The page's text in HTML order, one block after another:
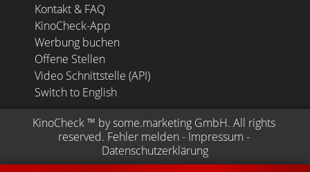
Kontakt & FAQ
KinoCheck-App
Werbung buchen
Offene Stellen
Video Schnittstelle (API)
Switch to English
KinoCheck ™ by some.marketing GmbH. All rights
reserved. Fehler melden - Impressum -
Datenschutzerklärung